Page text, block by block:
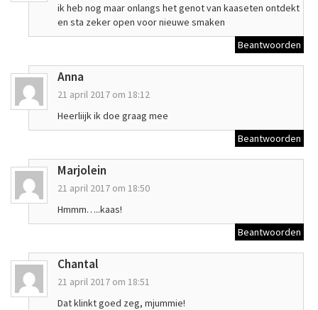
ik heb nog maar onlangs het genot van kaaseten ontdekt
en sta zeker open voor nieuwe smaken
Beantwoorden
Anna
21 april 2017 om 18:12
Heerliijk ik doe graag mee
Beantwoorden
Marjolein
21 april 2017 om 18:50
Hmmm…..kaas!
Beantwoorden
Chantal
21 april 2017 om 18:51
Dat klinkt goed zeg, mjummie!